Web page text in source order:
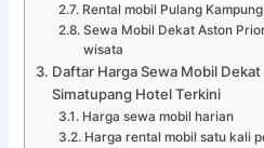
Rental mobil Pulang
Sewa Mobil Dekat Aston
wisata
Daftar Harga Sewa Mobil
Simatupang Hotel Terkini
Harga sewa mobil harian
Harga rental mobil satu kali